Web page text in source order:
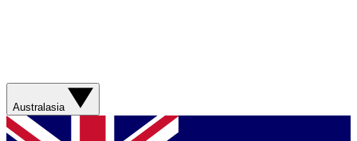
Australasia